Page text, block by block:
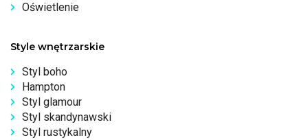
Oświetlenie
Style wnętrzarskie
Styl boho
Hampton
Styl glamour
Styl skandynawski
Styl rustykalny